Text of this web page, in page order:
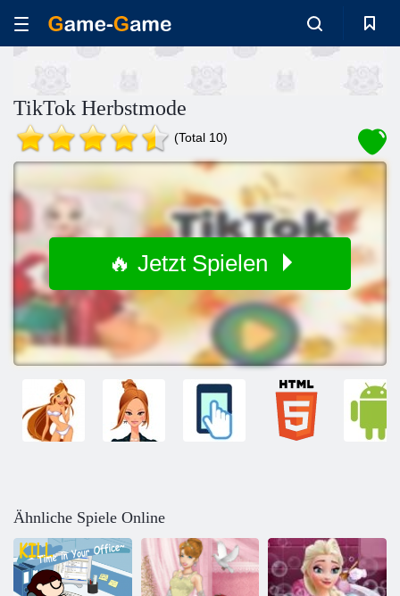
TikTok Herbstmode
(Total 10)
🔥 Jetzt Spielen
Ähnliche Spiele Online